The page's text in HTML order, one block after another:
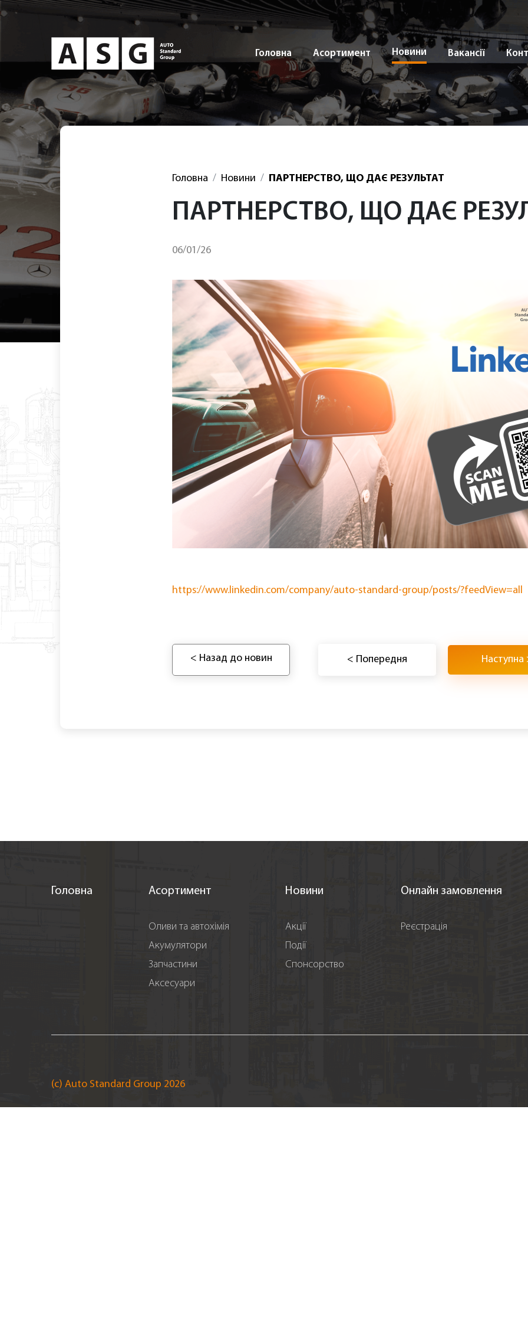
Головна Асортимент Новини Вакансії
Головна Новини ПАРТНЕРСТВО, ЩО ДАЄ РЕЗУЛЬТАТ
ПАРТНЕРСТВО, ЩО ДАЄ
06/01/26
https://www.linkedin.com/company/auto-standard-group/posts/?feedView=all
< Назад до новин < Попередня Наступна
Головна Асортимент
Оливи та автохімія
Акумулятори
Запчастини
Аксесуари
Новини
Акції
Події
Спонсорство
Онлайн замовлення
Реєстрація
(c) Auto Standard Group 2026